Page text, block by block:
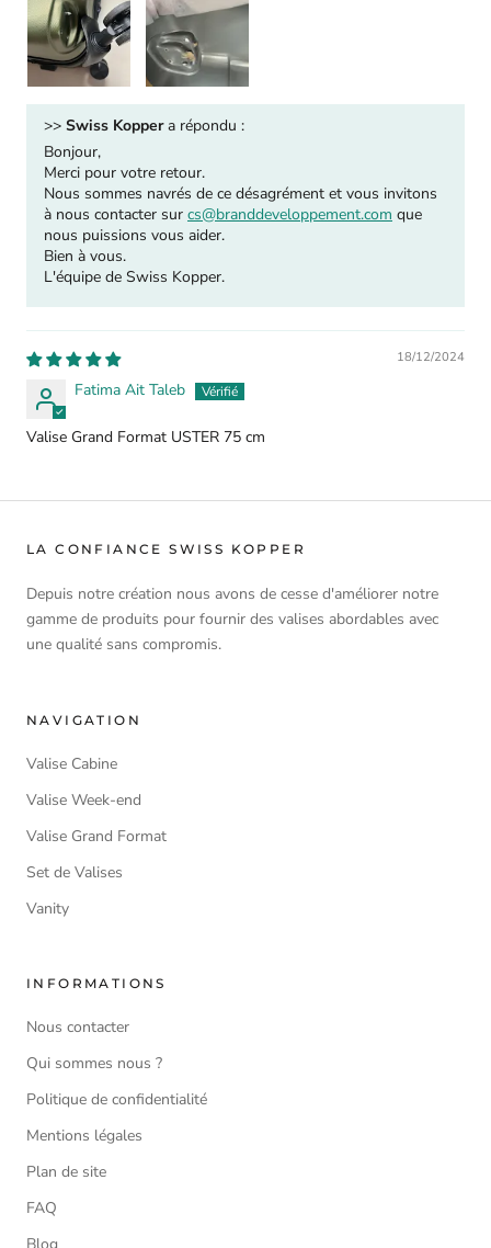
>> Swiss Koppera répondu :
Bonjour,
Merci pour votre retour.
Nous sommes navrés de ce désagrément et vous invitons
à nous contacter sur cs@branddeveloppement.com que
nous puissions vous aider.
Bien à vous.
L'équipe de Swiss Kopper.
18/12/2024
Fatima Ait Taleb
Valise Grand Format USTER 75 cm
LA CONFIANCE SWISS KOPPER
Depuis notre création nous avons de cesse d'améliorer notre
gamme de produits pour fournir des valises abordables avec
une qualité sans compromis.
NAVIGATION
Valise Cabine
Valise Week-end
Valise Grand Format
Set de Valises
Vanity
INFORMATIONS
Nous contacter
Qui sommes nous ?
Politique de confidentialité
Mentions légales
Plan de site
FAQ
Blog